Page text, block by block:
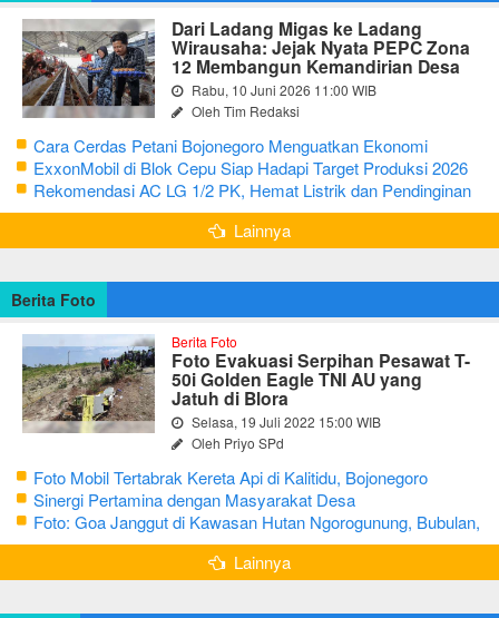
Dari Ladang Migas ke Ladang
Wirausaha: Jejak Nyata PEPC Zona
12 Membangun Kemandirian Desa
Rabu, 10 Juni 2026 11:00 WIB
Oleh Tim Redaksi
Cara Cerdas Petani Bojonegoro Menguatkan Ekonomi
Keluarga
ExxonMobil di Blok Cepu Siap Hadapi Target Produksi 2026
Rekomendasi AC LG 1/2 PK, Hemat Listrik dan Pendinginan
Maksimal
Lainnya
Berita Foto
Berita Foto
Foto Evakuasi Serpihan Pesawat T-
50i Golden Eagle TNI AU yang
Jatuh di Blora
Selasa, 19 Juli 2022 15:00 WIB
Oleh Priyo SPd
Foto Mobil Tertabrak Kereta Api di Kalitidu, Bojonegoro
Sinergi Pertamina dengan Masyarakat Desa
Foto: Goa Janggut di Kawasan Hutan Ngorogunung, Bubulan,
Bojonegoro
Lainnya